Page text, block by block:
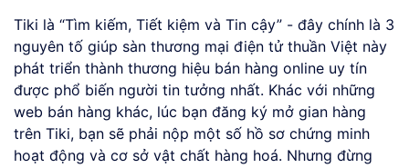
Tiki là “Tìm kiếm, Tiết kiệm và Tin cậy” - đây chính là 3
nguyên tố giúp sàn thương mại điện tử thuần Việt này
phát triển thành thương hiệu bán hàng online uy tín
được phổ biến người tin tưởng nhất. Khác với những
web bán hàng khác, lúc bạn đăng ký mở gian hàng
trên Tiki, bạn sẽ phải nộp một số hồ sơ chứng minh
hoạt động và cơ sở vật chất hàng hoá. Nhưng đừng